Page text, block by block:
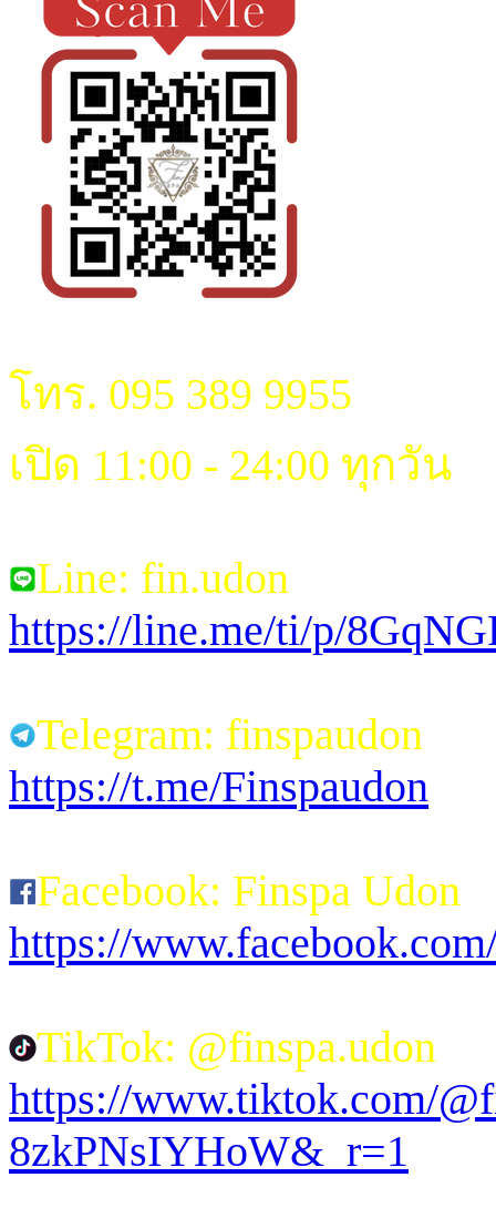
โทร. 095 389 9955
เปิด 11:00 - 24:00 ทุกวัน
Line: fin.udon
https://line.me/ti/p/
Telegram: finspaudon
https://t.me/Finspaudon
Facebook: Finspa Udon
https://
TikTok: @finspa.udon
https://www.tiktok.com/
8zkPNsIYHoW&_r=1